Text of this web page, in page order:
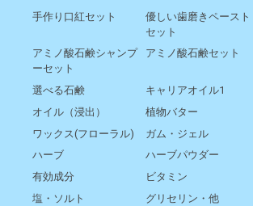
手作り口紅セット
優しい歯磨きペースト
セット
アミノ酸石鹸シャンプ
ーセット
アミノ酸石鹸セット
選べる石鹸
キャリアオイル1
オイル（浸出）
植物バター
ワックス(フローラル)
ガム・ジェル
ハーブ
ハーブパウダー
有効成分
ビタミン
塩・ソルト
グリセリン・他